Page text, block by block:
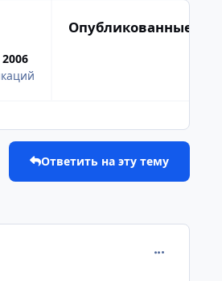
Опубликованные
Ответить на эту тему